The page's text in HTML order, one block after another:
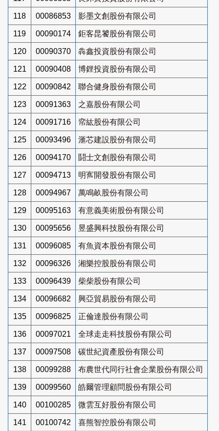
118 00086853 影墨文創股份有限公司
119 00090174 鉅客昆饕股份有限公司
120 00090370 犇鑫投資股份有限公司
121 00090408 博鋰投資股份有限公司
122 00090842 聯合健身股份有限公司
123 00091363 之嘉股份有限公司
124 00091716 帟紘股份有限公司
125 00093496 滙芯建設股份有限公司
126 00094170 鬪士文創股份有限公司
127 00094713 明寯開發股份有限公司
128 00094967 萬鳴畝股份有限公司
129 00095163 有意義美術股份有限公司
130 00095656 昱盛興科技股份有限公司
131 00096085 有魚資本股份有限公司
132 00096326 湘樂控股股份有限公司
133 00096439 柴柴股份有限公司
134 00096682 興亞貿易股份有限公司
135 00096825 正倫達股份有限公司
136 00097021 全球走走科技股份有限公司
137 00097508 碳世紀資產股份有限公司
138 00099288 布農世代同行社會企業股份有限公司
139 00099560 皓爾管理顧問股份有限公司
140 00100285 微雲互好股份有限公司
141 00100742 喜熊智控股份有限公司